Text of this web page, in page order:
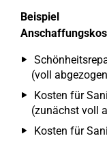
Beispiel
(voll
Kosten für
(zunächst voll
Kosten für